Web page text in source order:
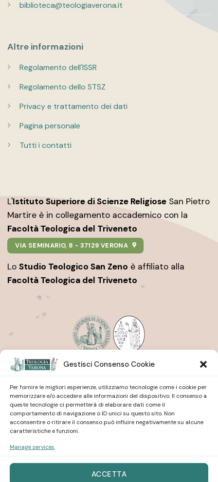
Gestisci Consenso Cookie
Per fornire le migliori esperienze, utilizziamo tecnologie come i cookie per
memorizzare e/o accedere alle informazioni del dispositivo. Il consenso a
queste tecnologie ci permetterà di elaborare dati come il
comportamento di navigazione o ID unici su questo sito. Non
acconsentire o ritirare il consenso può influire negativamente su alcune
caratteristiche e funzioni.
Manage services
ACCETTA
biblioteca@teologiaverona.it
Altre informazioni
Regolamento dell'ISSR
Regolamento dello STSZ
Privacy e trattamento dei dati
Pagina personale
Tutti i contatti
L'Istituto Superiore di Scienze Religiose San Pietro
Martire è in collegamento accademico con la
Facoltà Teologica del Triveneto
VIA SEMINARIO, 8 - 37129 VERONA
Lo Studio Teologico San Zeno è affiliato alla
Facoltà Teologica del Triveneto
Istituto Superiore di Scienze Religiose
| San Pietro
Istituto Superiore di Scienze Religiose
MartireStudio Teologico| San Zeno